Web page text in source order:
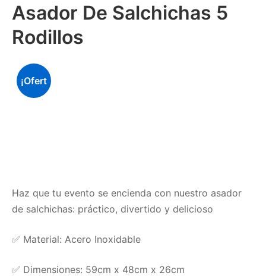
Asador De Salchichas 5
Rodillos
¡Ofert
Haz que tu evento se encienda con nuestro asador
de salchichas: práctico, divertido y delicioso
✅ Material: Acero Inoxidable
✅ Dimensiones: 59cm x 48cm x 26cm